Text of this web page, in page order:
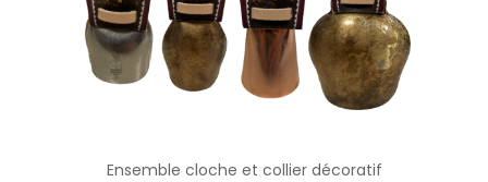
Ensemble cloche et collier décoratif